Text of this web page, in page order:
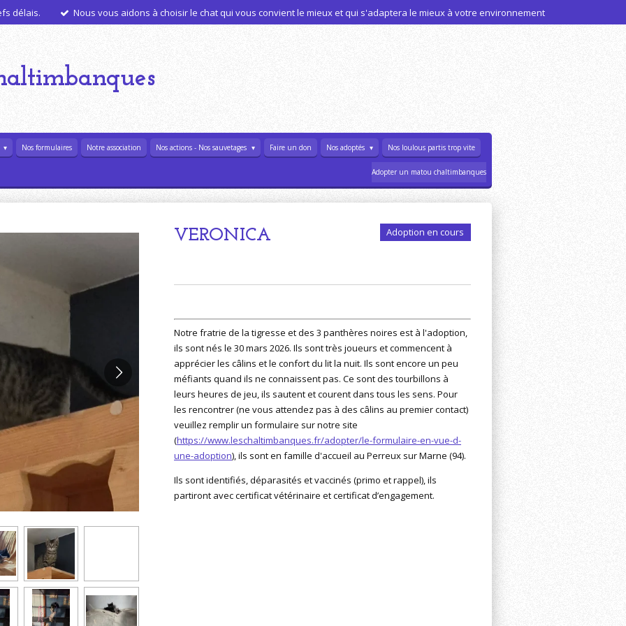
délais. Nous vous aidons à choisir le chat qui vous convient le mieux et qui s'adaptera le mieux à votre environnement
Nos formulaires Notre association Nos actions - Nos sauvetages Faire un don Nos adoptés Nos loulous partis trop vite
Adopter un matou chaltimbanques
VERONICA Adoption en cours
Notre fratrie de la tigresse et des 3 panthères noires est à l'adoption,
ils sont nés le 30 mars 2026. Ils sont très joueurs et commencent à
apprécier les câlins et le confort du lit la nuit. Ils sont encore un peu
méfiants quand ils ne connaissent pas. Ce sont des tourbillons à
leurs heures de jeu, ils sautent et courent dans tous les sens. Pour
les rencontrer (ne vous attendez pas à des câlins au premier contact)
veuillez remplir un formulaire sur notre site
(https://www.leschaltimbanques.fr/adopter/le-formulaire-en-vue-d-
une-adoption), ils sont en famille d'accueil au Perreux sur Marne (94).
Ils sont identifiés, déparasités et vaccinés (primo et rappel), ils
partiront avec certificat vétérinaire et certificat d’engagement.